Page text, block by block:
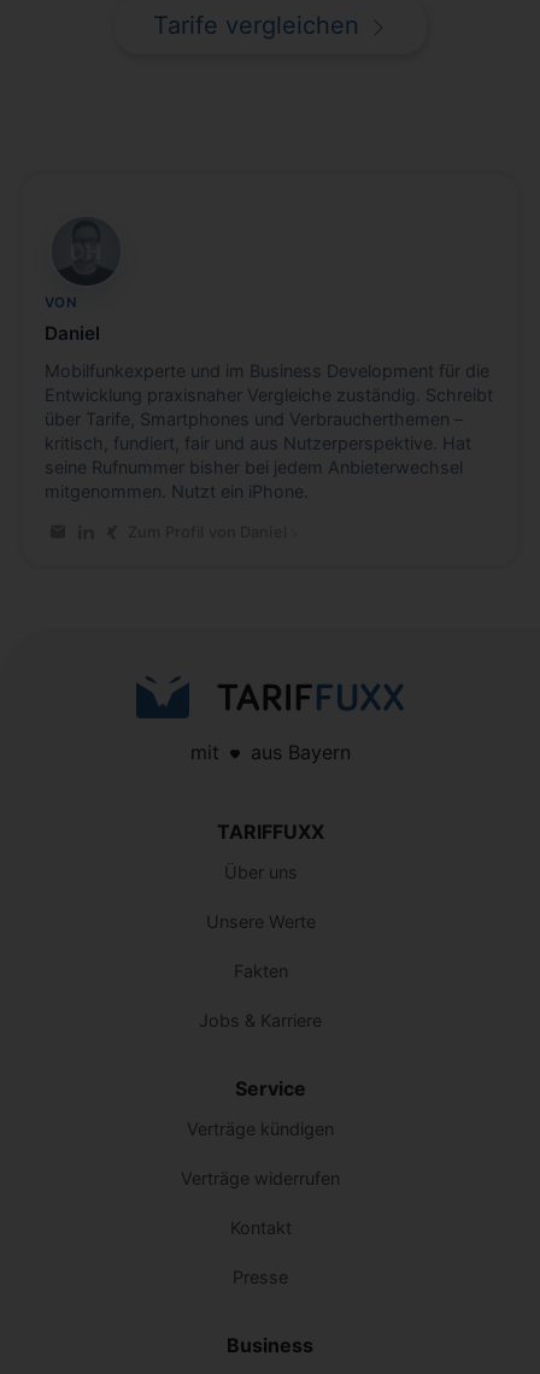
Tarife vergleichen
VON
Daniel
Mobilfunkexperte und im Business Development für die
Entwicklung praxisnaher Vergleiche zuständig. Schreibt
über Tarife, Smartphones und Verbraucherthemen –
kritisch, fundiert, fair und aus Nutzerperspektive. Hat
seine Rufnummer bisher bei jedem Anbieterwechsel
mitgenommen. Nutzt ein iPhone.
mit aus Bayern
TARIFFUXX
Über uns
Unsere Werte
Fakten
Jobs & Karriere
Service
Verträge kündigen
Verträge widerrufen
Kontakt
Presse
Business